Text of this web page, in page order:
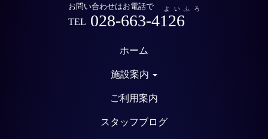
お問い合わせはお電話で よいふろ
TEL 028-663-4126
ホーム
施設案内
ご利用案内
スタッフブログ